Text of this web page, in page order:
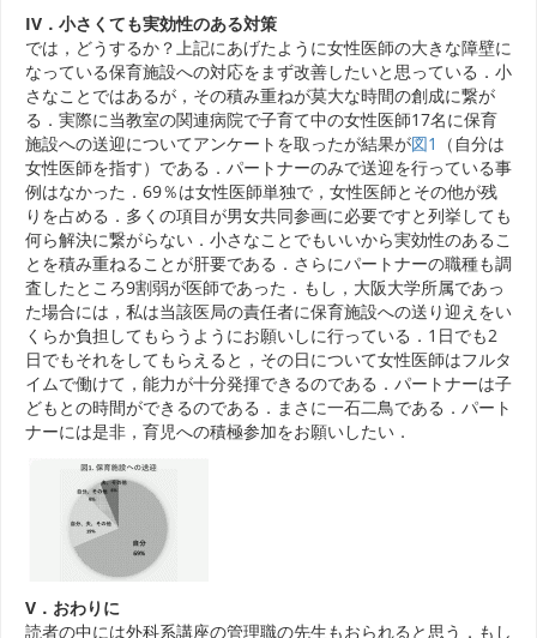
IV．小さくても実効性のある対策
では，どうするか？上記にあげたように女性医師の大きな障壁に
なっている保育施設への対応をまず改善したいと思っている．小
さなことではあるが，その積み重ねが莫大な時間の創成に繋が
る．実際に当教室の関連病院で子育て中の女性医師17名に保育
施設への送迎についてアンケートを取ったが結果が図1
（自分は
女性医師を指す）である．パートナーのみで送迎を行っている事
例はなかった．69％は女性医師単独で，女性医師とその他が残
りを占める．多くの項目が男女共同参画に必要ですと列挙しても
何ら解決に繋がらない．小さなことでもいいから実効性のあるこ
とを積み重ねることが肝要である．さらにパートナーの職種も調
査したところ9割弱が医師であった．もし，大阪大学所属であっ
た場合には，私は当該医局の責任者に保育施設への送り迎えをい
くらか負担してもらうようにお願いしに行っている．1日でも2
日でもそれをしてもらえると，その日について女性医師はフルタ
イムで働けて，能力が十分発揮できるのである．パートナーは子
どもとの時間ができるのである．まさに一石二鳥である．パート
ナーには是非，育児への積極参加をお願いしたい．
V．おわりに
読者の中には外科系講座の管理職の先生もおられると思う．もし